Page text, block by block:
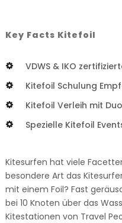
Key Facts Kitefoil
VDWS & IKO
Kitefoil Schulung
Kitefoil Verleih mit
Spezielle Kitefoil
Kitesurfen hat viele
besondere Art das
mit einem Foil? Fast
bei 10 Knoten über das
Kitestationen von Travel